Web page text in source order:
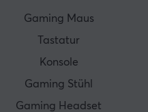
Gaming Maus
Tastatur
Konsole
Gaming Stühl
Gaming Headset